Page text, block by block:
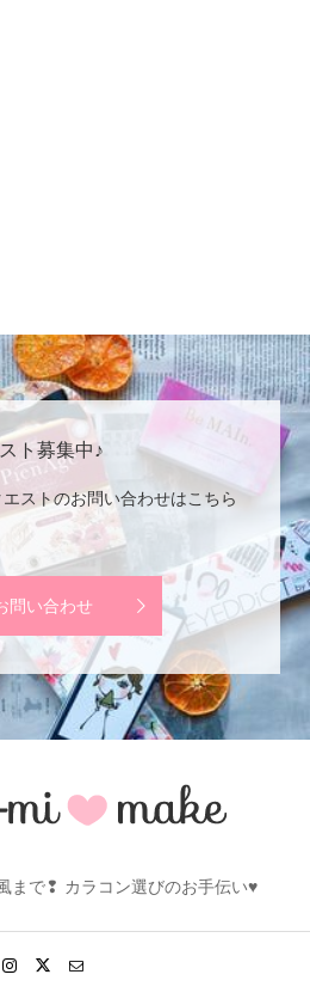
ト募集中♪
ストのお問い合わせはこちら
問い合わせ
まで❢ カラコン選びのお手伝い♥